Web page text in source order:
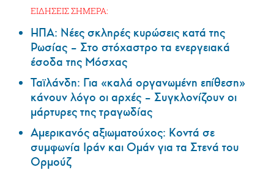
ΕΙΔΗΣΕΙΣ ΣΗΜΕΡΑ:
ΗΠΑ: Nέες σκληρές κυρώσεις κατά της
Ρωσίας – Στο στόχαστρο τα ενεργειακά
έσοδα της Μόσχας
Ταϊλάνδη: Για «καλά οργανωμένη επίθεση»
κάνουν λόγο οι αρχές – Συγκλονίζουν οι
μάρτυρες της τραγωδίας
Αμερικανός αξιωματούχος: Κοντά σε
συμφωνία Ιράν και Ομάν για τα Στενά του
Ορμούζ